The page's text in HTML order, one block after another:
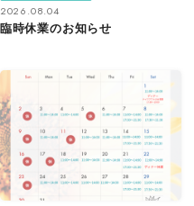
2026.08.04
臨時休業のお知らせ